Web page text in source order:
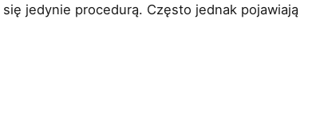
jedynie procedurą. Często jednak pojawiają